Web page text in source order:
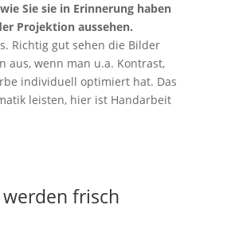
Sie sie in Erinnerung haben
Projektion aussehen.
Richtig gut sehen die Bilder
aus, wenn man u.a. Kontrast,
individuell optimiert hat. Das
leisten, hier ist Handarbeit
frisch